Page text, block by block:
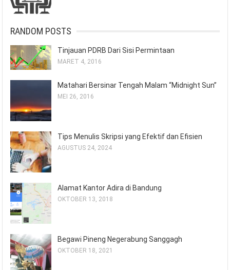
RANDOM POSTS
Tinjauan PDRB Dari Sisi Permintaan
MARET 4, 2016
Matahari Bersinar Tengah Malam “Midnight Sun”
MEI 26, 2016
Tips Menulis Skripsi yang Efektif dan Efisien
AGUSTUS 24, 2024
Alamat Kantor Adira di Bandung
OKTOBER 13, 2018
Begawi Pineng Negerabung Sanggagh
OKTOBER 18, 2021